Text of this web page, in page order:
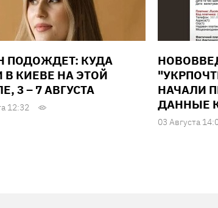
ПОДОЖДЕТ: КУДА
В КИЕВЕ НА ЭТОЙ
3 – 7 АВГУСТА
12:32
НАЧАЛИ
ДАННЫЕ
03 Августа